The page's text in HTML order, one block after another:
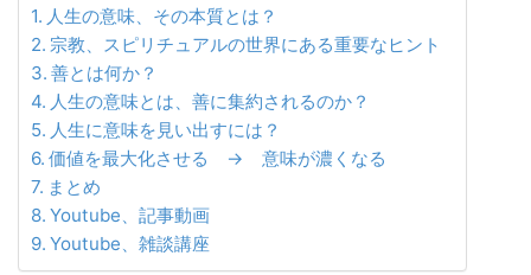
人生の意味、その本質とは？
宗教、スピリチュアルの世界にある重要なヒント
善とは何か？
人生の意味とは、善に集約されるのか？
人生に意味を見い出すには？
価値を最大化させる → 意味が濃くなる
まとめ
Youtube、記事動画
Youtube、雑談講座